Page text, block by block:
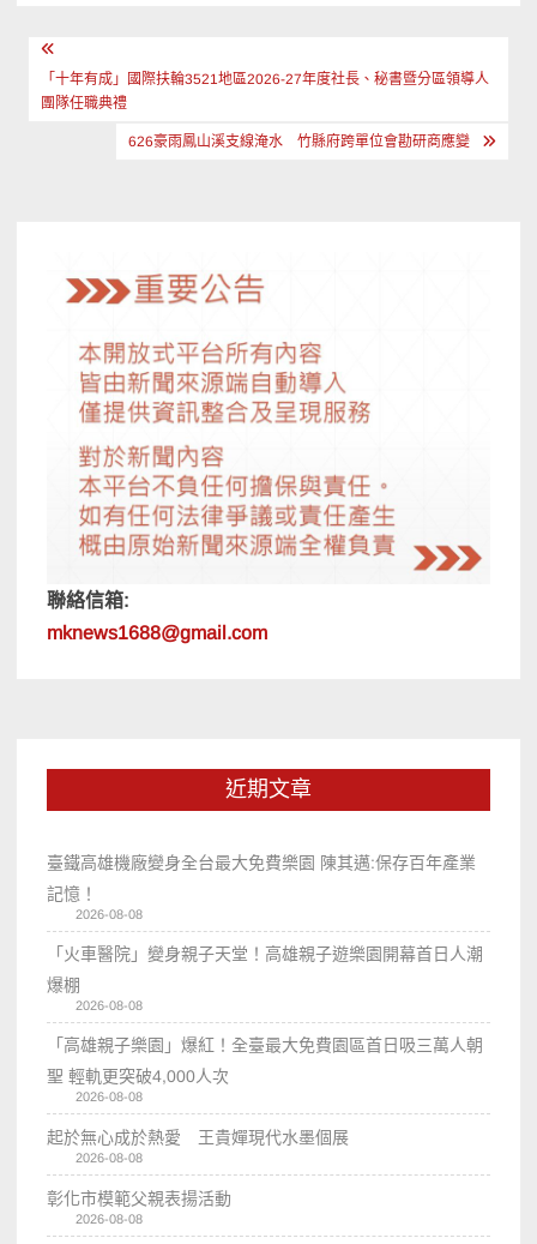
文
章「十年有成」國際扶輪3521地區2026-27年度社長、秘書暨分區領導人
團隊任職典禮
626豪雨鳳山溪支線淹水 竹縣府跨單位會勘研商應變
聯絡信箱:
mknews1688@gmail.com
近期文章
臺鐵高雄機廠變身全台最大免費樂園 陳其邁:保存百年產業
記憶！
2026-08-08
「火車醫院」變身親子天堂！高雄親子遊樂園開幕首日人潮
爆棚
2026-08-08
「高雄親子樂園」爆紅！全臺最大免費園區首日吸三萬人朝
聖 輕軌更突破4,000人次
2026-08-08
起於無心成於熱愛 王貴嬋現代水墨個展
2026-08-08
彰化市模範父親表揚活動
2026-08-08